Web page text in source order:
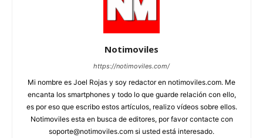
Notimoviles
https://notimoviles.com/
Mi nombre es Joel Rojas y soy redactor en notimoviles.com. Me
encanta los smartphones y todo lo que guarde relación con ello,
es por eso que escribo estos artículos, realizo vídeos sobre ellos.
Notimoviles esta en busca de editores, por favor contacte con
soporte@notimoviles.com si usted está interesado.